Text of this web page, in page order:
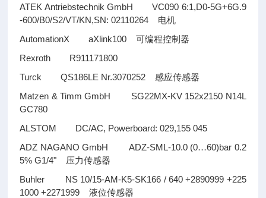
ATEK Antriebstechnik GmbH VC090 6:1,D0-5G+6G.9
-600/B0/S2/VT/KN,SN: 02110264 电机
AutomationX aXlink100可编程控制器
Rexroth R911171800
Turck QS186LE Nr.3070252感应传感器
Matzen & Timm GmbH SG22MX-KV 152x2150 N14L
GC780
ALSTOM DC/AC, Powerboard: 029,155 045
ADZ NAGANO GmbH ADZ-SML-10.0 (0…60)bar 0.2
5% G1/4" 压力传感器
Buhler NS 10/15-AM-K5-SK166 / 640 +2890999 +225
1000 +2271999液位传感器